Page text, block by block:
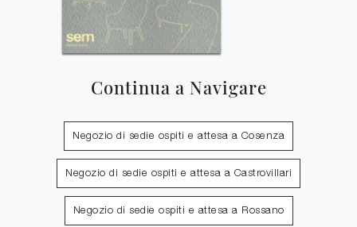
Continua a Navigare
Negozio di sedie ospiti e attesa a Cosenza
Negozio di sedie ospiti e attesa a Castrovillari
Negozio di sedie ospiti e attesa a Rossano